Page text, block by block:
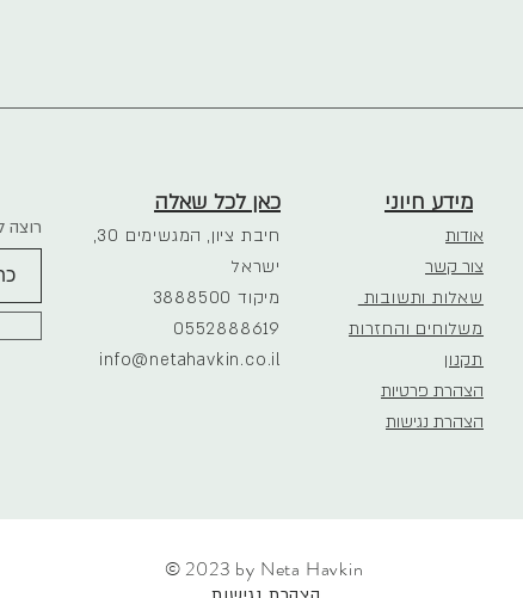
רוצה
כאן לכל שאלה
חיבת ציון, המגשימים 30,
ישראל
3888500 מיקוד
0552888619
info@netahavkin.co.il
מידע חיוני
אודות
צור קשר
שאלות ותשובות
משלוחים והחזרות
תקנון
הצהרת פרטיות
הצהרת נגישות
© 2023 by Neta Havkin